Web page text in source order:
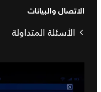
الاتصال والبيانات
الأسئلة المتداولة